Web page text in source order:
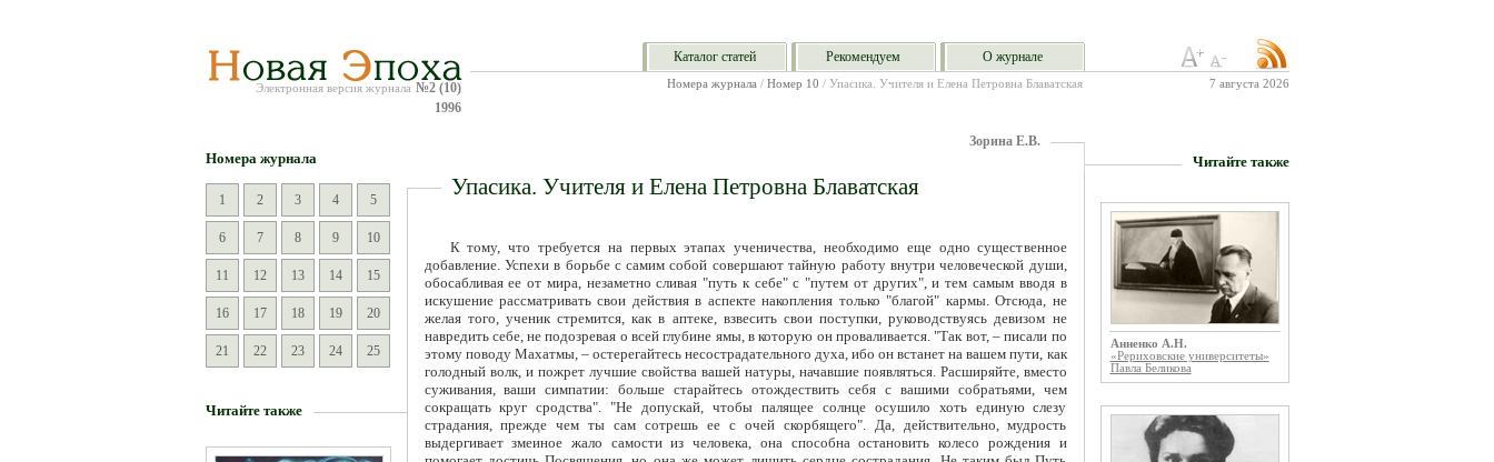
Электронная версия журнала №2 (10)
1996
Каталог статей Рекомендуем О журнале
7 августа 2026
Номера журнала / Номер 10 / Упасика. Учителя и Елена Петровна Блаватская
Номера журнала
1 2 3 4 5
6 7 8 9 10
11 12 13 14 15
16 17 18 19 20
21 22 23 24 25
Читайте также
Зорина Е.В.
Упасика. Учителя и Елена Петровна Блаватская
К тому, что требуется на первых этапах ученичества, необходимо еще одно существенное
добавление. Успехи в борьбе с самим собой совершают тайную работу внутри человеческой души,
обосабливая ее от мира, незаметно сливая "путь к себе" с "путем от других", и тем самым вводя в
искушение рассматривать свои действия в аспекте накопления только "благой" кармы. Отсюда, не
желая того, ученик стремится, как в аптеке, взвесить свои поступки, руководствуясь девизом не
навредить себе, не подозревая о всей глубине ямы, в которую он проваливается. "Так вот, – писали по
этому поводу Махатмы, – остерегайтесь несострадательного духа, ибо он встанет на вашем пути, как
голодный волк, и пожрет лучшие свойства вашей натуры, начавшие появляться. Расширяйте, вместо
суживания, ваши симпатии: больше старайтесь отождествить себя с вашими собратьями, чем
сокращать круг сродства". "Не допускай, чтобы палящее солнце осушило хоть единую слезу
страдания, прежде чем ты сам сотрешь ее с очей скорбящего". Да, действительно, мудрость
выдергивает змеиное жало самости из человека, она способна остановить колесо рождения и
Читайте также
Анненко А.Н.
«Рериховские университеты»
Павла Беликова